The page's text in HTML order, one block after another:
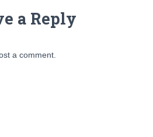
a Reply
a comment.